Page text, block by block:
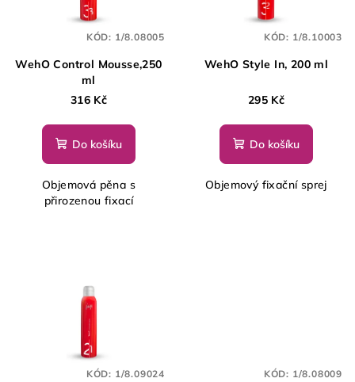
WehO Control Mousse,250
ml
316 Kč
Do košíku
Objemová pěna s
přirozenou fixací
KÓD: 1/8.08005
WehO Style In, 200 ml
295 Kč
Do košíku
Objemový fixační sprej
KÓD: 1/8.10003
KÓD: 1/8.09024 KÓD: 1/8.08009